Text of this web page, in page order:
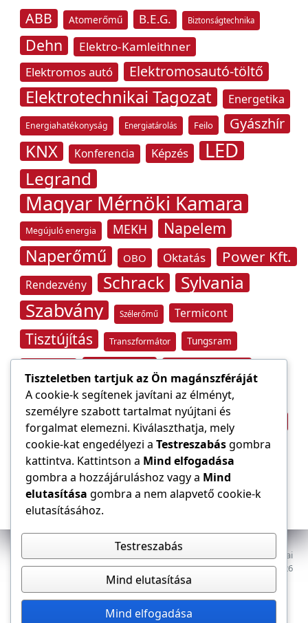
ABB Atomerőmű B.E.G. Biztonságtechnika
Dehn
Elektro-Kamleithner
Elektromos autó
Elektromosautó-töltő
Elektrotechnikai Tagozat Energetika
Energiahatékonyság Energiatárolás Feilo Gyászhír
KNX Konferencia Képzés LED
Legrand
Magyar Mérnöki Kamara
Megújuló energia MEKH Napelem
Naperőmű OBO Oktatás Power Kft.
Rendezvény Schrack Sylvania
Szabvány Szélerőmű Termicont
Tisztújítás Transzformátor Tungsram
Villámvédelem
Világítástechnika Áramfogyasztás
Áramszolgáltató Építőipar átviteli hálózat
Az E-VILLAMOS szaklap a Magyar Mérnöki Kamara Elektrotechnikai
Tagozatának lapja. Minden jog fenntartva, © 2009–2026
Dokumentumok Tagozat
Tiszteletben tartjuk az Ön magánszféráját
A cookie-k segítenek javítani az élményt,
személyre szabott tartalmat nyújtani és
forgalmat elemezni. Kiválaszthatja, mely
cookie-kat engedélyezi a Testreszabásgombra
kattintva. Kattintson a Mind elfogadása
gombra a hozzájáruláshoz vagy a Mind
elutasítása gombra a nem alapvető cookie-k
elutasításához.
Testreszabás
Mind elutasítása
Mind elfogadása